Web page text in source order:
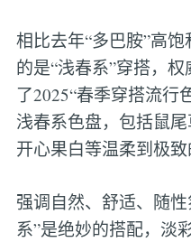
相比去年“多巴胺”高
的是“浅春系”穿搭，
了2025“春季穿搭流行
浅春系色盘，包括鼠尾
开心果白等温柔到极致
强调自然、舒适、随
系”是绝妙的搭配，淡